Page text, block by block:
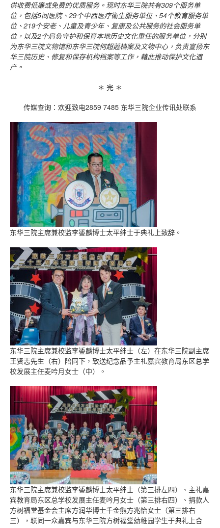
供收费低廉或免费的优质服务。现时东华三院共有309个服务单
位，包括5间医院、 29个中西医疗衞生服务单位、 54个教育服务单
位、 219个安老、儿童及青少年、复康及公共服务的社会服务单
位，以及2个肩负守护和保育本地历史文化重任的服务单位，分别
为东华三院文物馆和东华三院何超蕸档案及文物中心，负责宣扬东
华三院历史、修复和保存机构档案等工作，藉此推动保护文化遗
产。
＊ 完 ＊
传媒查询：欢迎致电2859 7485 东华三院企业传讯处联系
东华三院主席兼校监李鋈麟博士太平绅士于典礼上致辞。
东华三院主席兼校监李鋈麟博士太平绅士（左）在东华三院副主席
王贤志先生（右）陪同下，致送纪念品予主礼嘉宾教育局东区总学
校发展主任麦吟月女士（中）。
东华三院主席兼校监李鋈麟博士太平绅士（第三排左四）、主礼嘉
宾教育局东区总学校发展主任麦吟月女士（第三排右四）、捐款人
方树福堂基金会主席方润华博士千金熊方兆怡女士（第三排右
三），联同一众嘉宾与东华三院方树福堂幼稚园学生于典礼上合